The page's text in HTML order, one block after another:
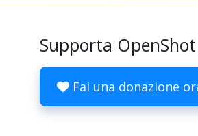
Supporta OpenShot
Fai una donazione